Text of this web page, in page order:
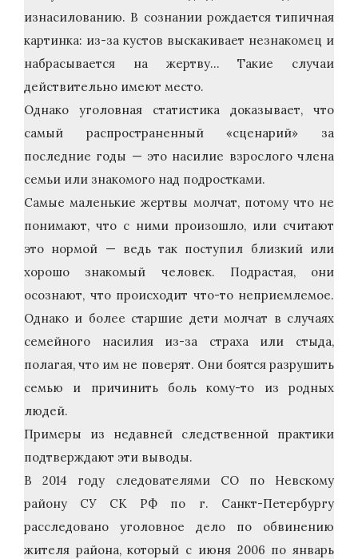
изнасилованию. В сознании рождается типичная
картинка: из-за кустов выскакивает незнакомец и
набрасывается на жертву… Такие случаи
действительно имеют место.
Однако уголовная статистика доказывает, что
самый распространенный «сценарий» за
последние годы — это насилие взрослого члена
семьи или знакомого над подростками.
Самые маленькие жертвы молчат, потому что не
понимают, что с ними произошло, или считают
это нормой — ведь так поступил близкий или
хорошо знакомый человек. Подрастая, они
осознают, что происходит что-то неприемлемое.
Однако и более старшие дети молчат в случаях
семейного насилия из-за страха или стыда,
полагая, что им не поверят. Они боятся разрушить
семью и причинить боль кому-то из родных
людей.
Примеры из недавней следственной практики
подтверждают эти выводы.
В 2014 году следователями СО по Невскому
району СУ СК РФ по г. Санкт-Петербургу
расследовано уголовное дело по обвинению
жителя района, который с июня 2006 по январь